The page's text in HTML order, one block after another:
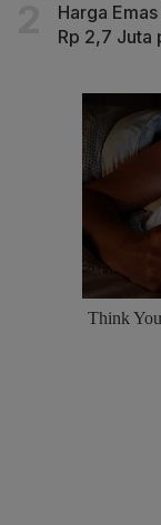
Harga
Rp 2,7 Juta